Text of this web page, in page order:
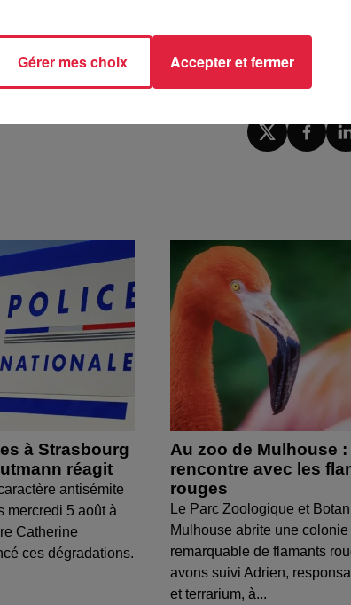
Scheuer
à Strasbourg
réagit
antisémite
mercredi 5 août à
Catherine
ces dégradations.
Au zoo de Mulhouse :
rencontre avec les
rouges
Le Parc Zoologique et
Mulhouse abrite une colonie
remarquable de flamants
avons suivi Adrien,
et terrarium, à...
Gérer mes choix Accepter et fermer